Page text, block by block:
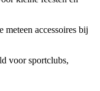
accessoires bij
voor sportclubs,